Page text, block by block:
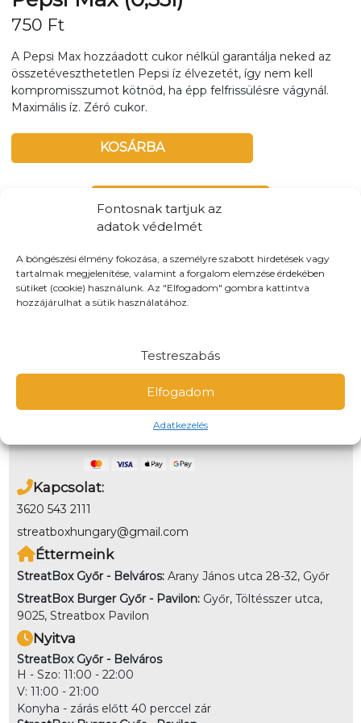
Fontosnak tartjuk az
adatok védelmét
A böngészési élmény fokozása, a személyre szabott hirdetések vagy
tartalmak megjelenítése, valamint a forgalom elemzése érdekében
sütiket (cookie) használunk. Az "Elfogadom" gombra kattintva
hozzájárulhat a sütik használatához.
Elfogadom
Testreszabás
Adatkezelés
750 Ft
A Pepsi Max hozzáadott cukor nélkül garantálja neked az
összetéveszthetetlen Pepsi íz élvezetét, így nem kell
kompromisszumot kötnöd, ha épp felfrissülésre vágynál.
Maximális íz. Zéró cukor.
KOSÁRBA
Házhozszállítás / Elvitel Rendelj Online
Ne állj sorba! A webshopunkban nem csak
kiszállításra, de előre is rendelhetsz elvitelre!
Online bankkártyával és utánvétben a helyszínen is
Kapcsolat:
3620 543 2111
streatboxhungary@gmail.com
Éttermeink
StreatBox Győr - Belváros: Arany János utca 28-32, Győr
StreatBox Burger Győr - Pavilon: Győr, Töltésszer utca,
9025, Streatbox Pavilon
Nyitva
StreatBox Győr - Belváros
H - Szo: 11:00 - 22:00
V: 11:00 - 21:00
Konyha - zárás előtt 40 perccel zár